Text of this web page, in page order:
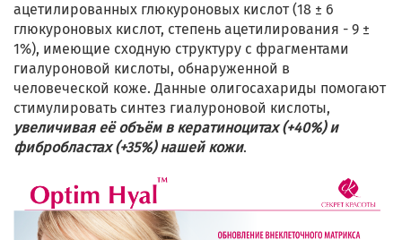
ацетилированных глюкуроновых кислот (18 ± 6
глюкуроновых кислот, степень ацетилирования - 9 ±
1%), имеющие сходную структуру с фрагментами
гиалуроновой кислоты, обнаруженной в
человеческой коже. Данные олигосахариды помогают
стимулировать синтез гиалуроновой кислоты,
увеличивая её объём в кератиноцитах (+40%) и
фибробластах (+35%) нашей кожи.